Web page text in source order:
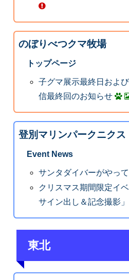
のぼりべつクマ牧場
トップページ
子グマ展示最終日およ
信最終回のお知らせ
登別マリンパークニクス
Event News
サンタダイバーがやって
クリスマス期間限定イ
サイン出し＆記念撮影」
東北